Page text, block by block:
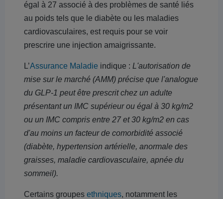
égal à 27 associé à des problèmes de santé liés
au poids tels que le diabète ou les maladies
cardiovasculaires, est requis pour se voir
prescrire une injection amaigrissante.
L’Assurance Maladie indique : L'autorisation de
mise sur le marché (AMM) précise que l'analogue
du GLP-1 peut être prescrit chez un adulte
présentant un IMC supérieur ou égal à 30 kg/m2
ou un IMC compris entre 27 et 30 kg/m2 en cas
d'au moins un facteur de comorbidité associé
(diabète, hypertension artérielle, anormale des
graisses, maladie cardiovasculaire, apnée du
sommeil).
Certains groupes ethniques, notamment les